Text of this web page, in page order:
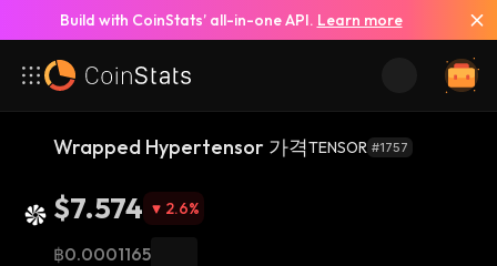
Build with CoinStats’ all-in-one API. Learn more
Wrapped Hypertensor 가격TENSOR #1757
$7.574 2.6%
฿0.0001165